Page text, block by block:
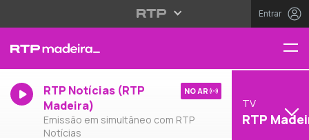
Entrar
RTP Notícias (RTP
Madeira)
Emissão em simultâneo com RTP
Notícias
NO AR
TV
RTP